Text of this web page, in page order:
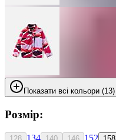
Показати всі кольори (13)
Розмір:
134 152